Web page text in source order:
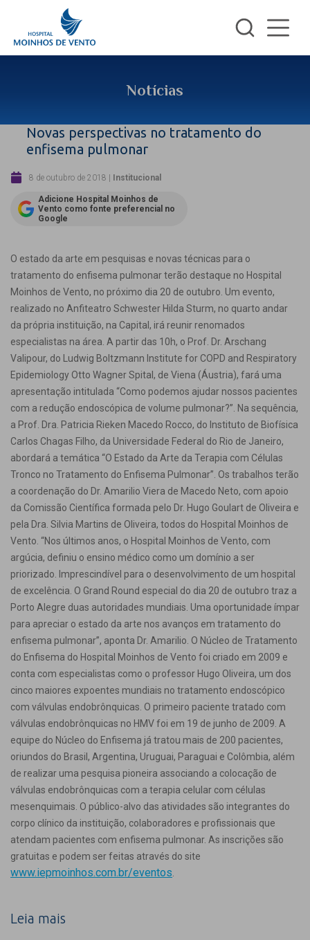
Notícias
Novas perspectivas no tratamento do
enfisema pulmonar
8 de outubro de 2018 | Institucional
Adicione Hospital Moinhos de
Vento como fonte preferencial no
Google
O estado da arte em pesquisas e novas técnicas para o
tratamento do enfisema pulmonar terão destaque no Hospital
Moinhos de Vento, no próximo dia 20 de outubro. Um evento,
realizado no Anfiteatro Schwester Hilda Sturm, no quarto andar
da própria instituição, na Capital, irá reunir renomados
especialistas na área. A partir das 10h, o Prof. Dr. Arschang
Valipour, do Ludwig Boltzmann Institute for COPD and Respiratory
Epidemiology Otto Wagner Spital, de Viena (Áustria), fará uma
apresentação intitulada “Como podemos ajudar nossos pacientes
com a redução endoscópica de volume pulmonar?”. Na sequência,
a Prof. Dra. Patricia Rieken Macedo Rocco, do Instituto de Biofísica
Carlos Chagas Filho, da Universidade Federal do Rio de Janeiro,
abordará a temática “O Estado da Arte da Terapia com Células
Tronco no Tratamento do Enfisema Pulmonar”. Os trabalhos terão
a coordenação do Dr. Amarilio Viera de Macedo Neto, com apoio
da Comissão Científica formada pelo Dr. Hugo Goulart de Oliveira e
pela Dra. Silvia Martins de Oliveira, todos do Hospital Moinhos de
Vento. “Nos últimos anos, o Hospital Moinhos de Vento, com
argúcia, definiu o ensino médico como um domínio a ser
priorizado. Imprescindível para o desenvolvimento de um hospital
de excelência. O Grand Round especial do dia 20 de outubro traz a
Porto Alegre duas autoridades mundiais. Uma oportunidade ímpar
para apreciar o estado da arte nos avanços em tratamento do
enfisema pulmonar”, aponta Dr. Amarilio. O Núcleo de Tratamento
do Enfisema do Hospital Moinhos de Vento foi criado em 2009 e
conta com especialistas como o professor Hugo Oliveira, um dos
cinco maiores expoentes mundiais no tratamento endoscópico
com válvulas endobrônquicas. O primeiro paciente tratado com
válvulas endobrônquicas no HMV foi em 19 de junho de 2009. A
equipe do Núcleo do Enfisema já tratou mais de 200 pacientes,
oriundos do Brasil, Argentina, Uruguai, Paraguai e Colômbia, além
de realizar uma pesquisa pioneira associando a colocação de
válvulas endobrônquicas com a terapia celular com células
mesenquimais. O público-alvo das atividades são integrantes do
corpo clínico da instituição, colaboradores e profissionais que
atendam pacientes com enfisema pulmonar. As inscrições são
gratuitas e podem ser feitas através do site
www.iepmoinhos.com.br/eventos
Leia mais